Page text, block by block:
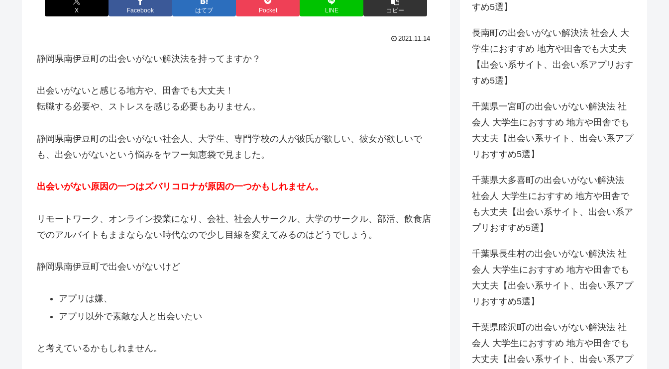
X Facebook はてブ Pocket LINE コピー
2021.11.14
静岡県南伊豆町の出会いがない解決法を持ってますか？
出会いがないと感じる地方や、田舎でも大丈夫！
転職する必要や、ストレスを感じる必要もありません。
静岡県南伊豆町の出会いがない社会人、大学生、専門学校の人が彼氏が欲しい、彼女が欲しいで
も、出会いがないという悩みをヤフー知恵袋で見ました。
出会いがない原因の一つはズバリコロナが原因の一つかもしれません。
リモートワーク、オンライン授業になり、会社、社会人サークル、大学のサークル、部活、飲食店
でのアルバイトもままならない時代なので少し目線を変えてみるのはどうでしょう。
静岡県南伊豆町で出会いがないけど
アプリは嫌、
アプリ以外で素敵な人と出会いたい
と考えているかもしれません。
すめ5選】
長南町の出会いがない解決法 社会人 大
学生におすすめ 地方や田舎でも大丈夫
【出会い系サイト、出会い系アプリおす
すめ5選】
千葉県一宮町の出会いがない解決法 社
会人 大学生におすすめ 地方や田舎でも
大丈夫【出会い系サイト、出会い系アプ
リおすすめ5選】
千葉県大多喜町の出会いがない解決法
社会人 大学生におすすめ 地方や田舎で
も大丈夫【出会い系サイト、出会い系ア
プリおすすめ5選】
千葉県長生村の出会いがない解決法 社
会人 大学生におすすめ 地方や田舎でも
大丈夫【出会い系サイト、出会い系アプ
リおすすめ5選】
千葉県睦沢町の出会いがない解決法 社
会人 大学生におすすめ 地方や田舎でも
大丈夫【出会い系サイト、出会い系アプ